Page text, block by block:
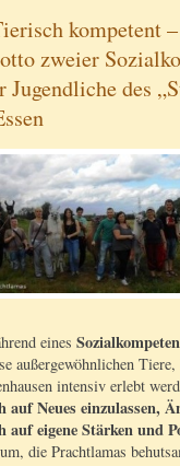
kompetent
zweier
Jugendliche des
eines
außergewöhnlichen
intensiv erlebt
auf Neues einzulassen,
auf eigene Stärken und
die Prachtlamas